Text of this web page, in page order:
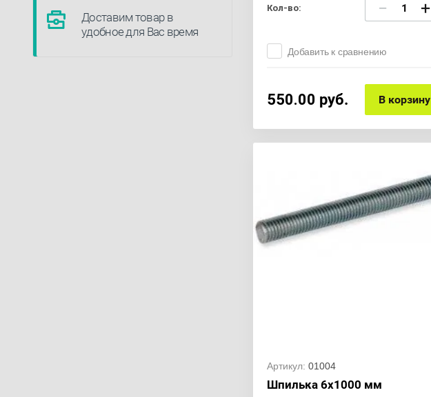
Доставим товар в
удобное для Вас время
Кол-во: − +
Добавить к сравнению
550.00 руб. В корзину
Артикул: 01004
Шпилька 6х1000 мм